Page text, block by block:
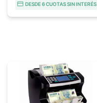
DESDE 6 CUOTAS SIN INTERÉS